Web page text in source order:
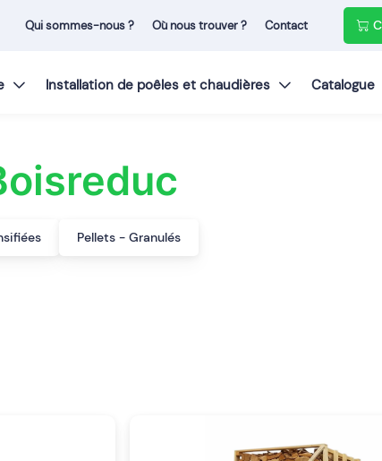
Installation de poêles et chaudières Catalogue
Qui sommes-nous ? Où nous trouver ? Contact
Pellets - Granulés